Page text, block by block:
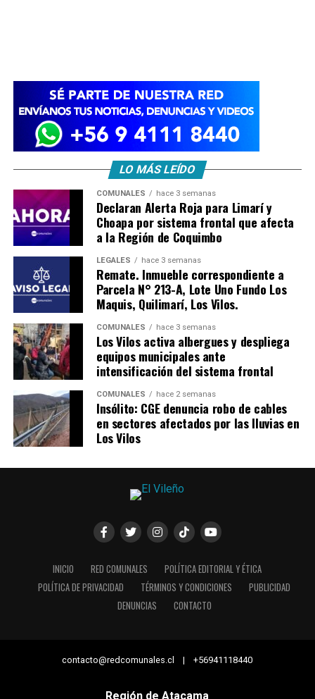
LO MÁS LEÍDO
COMUNALES hace 3 semanas
Declaran Alerta Roja para Limarí y
Choapa por sistema frontal que afecta
a la Región de Coquimbo
LEGALES hace 3 semanas
Remate. Inmueble correspondiente a
Parcela N° 213-A, Lote Uno Fundo Los
Maquis, Quilimarí, Los Vilos.
COMUNALES hace 3 semanas
Los Vilos activa albergues y despliega
equipos municipales ante
intensificación del sistema frontal
COMUNALES hace 2 semanas
Insólito: CGE denuncia robo de cables
en sectores afectados por las lluvias en
Los Vilos
INICIO RED COMUNALES
POLÍTICA EDITORIAL Y ÉTICA
POLÍTICA DE PRIVACIDAD
TÉRMINOS Y CONDICIONES
PUBLICIDAD
DENUNCIAS
CONTACTO
contacto@redcomunales.cl | +56941118440
Región de Atacama